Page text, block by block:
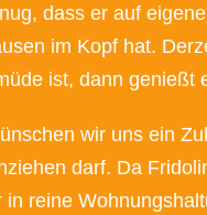
dass er auf
im Kopf hat.
ist, dann genießt
wir uns ein
darf. Da
in reine